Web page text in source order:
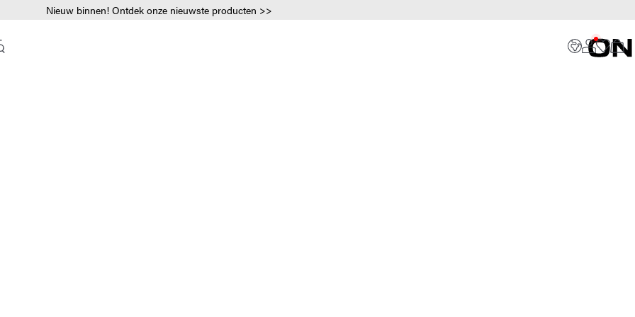
Nieuw binnen! Ontdek onze nieuwste producten >>